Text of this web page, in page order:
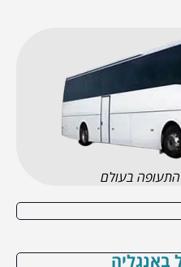
בעולם
באנגליה